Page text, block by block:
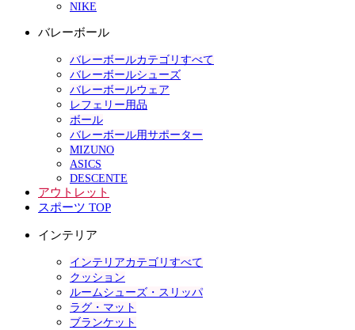
NIKE
バレーボール
バレーボールカテゴリすべて
バレーボールシューズ
バレーボールウェア
レフェリー用品
ボール
バレーボール用サポーター
MIZUNO
ASICS
DESCENTE
アウトレット
スポーツ TOP
インテリア
インテリアカテゴリすべて
クッション
ルームシューズ・スリッパ
ラグ・マット
ブランケット